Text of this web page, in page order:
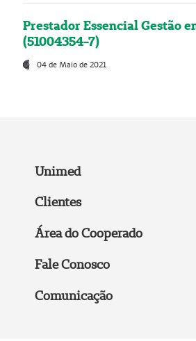
Prestador Essencial Gestão
(51004354-7)
04 de Maio de 2021
Unimed
Clientes
Área do Cooperado
Fale Conosco
Comunicação